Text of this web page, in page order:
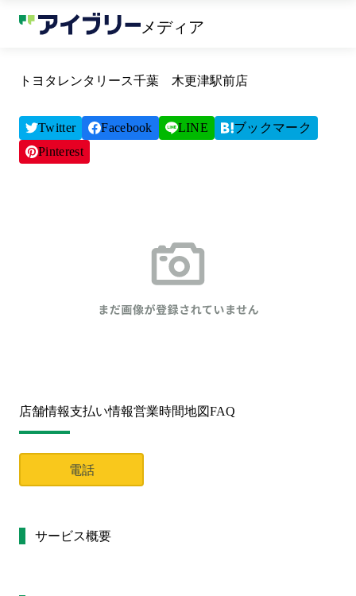
メディア
トヨタレンタリース千葉 木更津駅前店
Twitter Facebook LINE
ブックマーク
Pinterest
店舗情報支払い情報営業時間地図FAQ
電話
サービス概要